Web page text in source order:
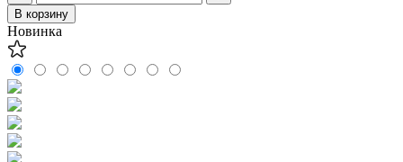
В корзину
Новинка